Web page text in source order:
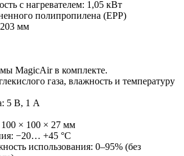
с нагревателем: 1,05 кВт
полипропилена (EPP)
мм
MagicAir в комплекте.
газа, влажность и температуру
5 В, 1 А
× 100 × 27 мм
−20… +45 °С
использования: 0–95% (без